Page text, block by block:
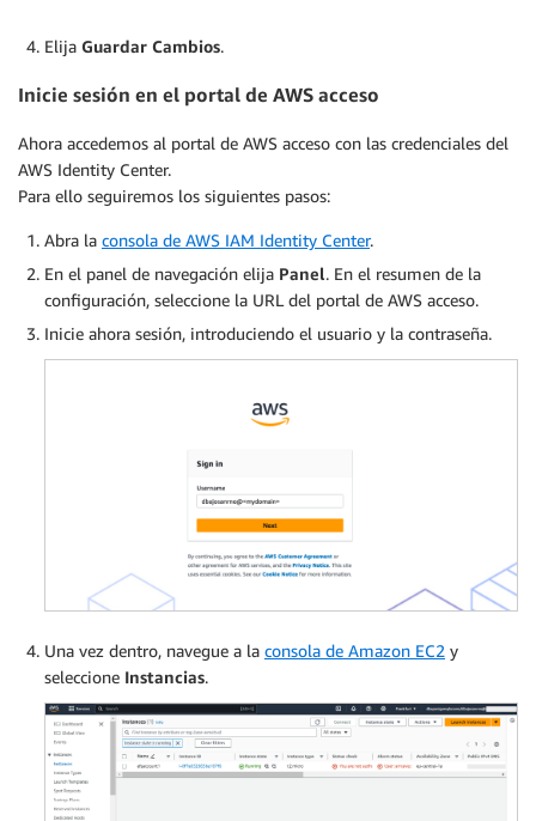
Elija Guardar Cambios.
Inicie sesión en el portal de AWS acceso
Ahora accedemos al portal de AWS acceso con las credenciales del
AWS Identity Center.
Para ello seguiremos los siguientes pasos:
Abra la consola de AWS IAM Identity Center.
En el panel de navegación elija Panel. En el resumen de la
configuración, seleccione la URL del portal de AWS acceso.
Inicie ahora sesión, introduciendo el usuario y la contraseña.
Una vez dentro, navegue a la consola de Amazon EC2 y
seleccione Instancias.